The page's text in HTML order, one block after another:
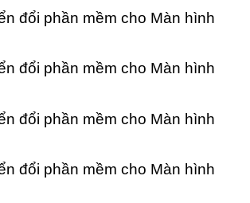
đổi phần mềm cho Màn hình
đổi phần mềm cho Màn hình
đổi phần mềm cho Màn hình
đổi phần mềm cho Màn hình